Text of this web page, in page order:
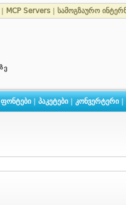
MCP Servers სამოგზაურო
ფონტები| პაკეტები| კონვერტერი|